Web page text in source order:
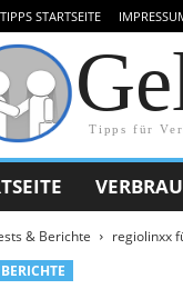
STARTSEITE
Tipps für
& Berichte
regiolinxx